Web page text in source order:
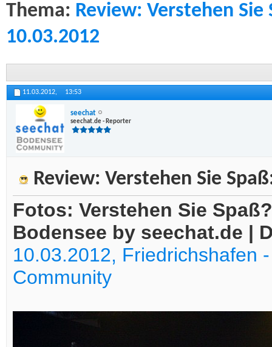
Thema: Review: Verstehen
10.03.2012
11.03.2012, 13:53
seechat
seechat.de - Reporter
Review: Verstehen Sie
Fotos: Verstehen Sie
Bodensee by seechat.de |
10.03.2012, Friedrichshafen
Community